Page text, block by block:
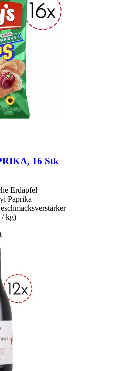
16 Stk
Erdäpfel
Paprika
/ kg)